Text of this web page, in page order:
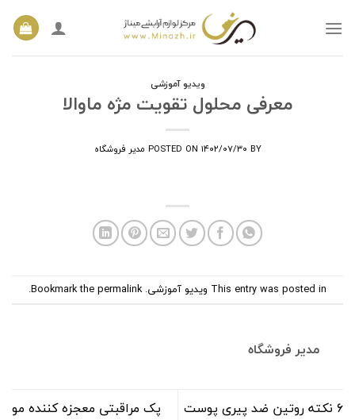
ویدیو آموزشی
معرفی محلول تقویت مژه ماوالا
POSTED ON ۱۴۰۲/۰۷/۳۰ BY مدیر فروشگاه
This entry was posted in ویدیو آموزشی. Bookmark the
permalink
.
مدیر فروشگاه
۶ نکته روتین ضد پیری پوست پک مراقبتی معجزه کننده مو